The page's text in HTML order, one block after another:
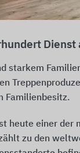
Dienst
starkem
Familienbesitz.
heute einer der
zu den